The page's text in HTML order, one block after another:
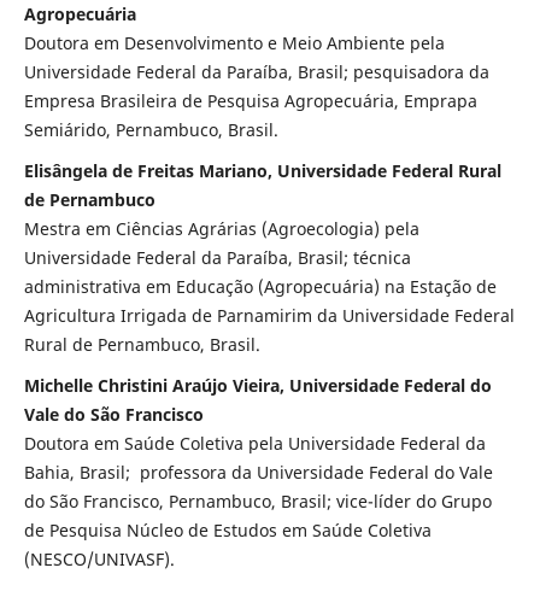
Agropecuária
Doutora em Desenvolvimento e Meio Ambiente pela
Universidade Federal da Paraíba, Brasil; pesquisadora da
Empresa Brasileira de Pesquisa Agropecuária, Emprapa
Semiárido, Pernambuco, Brasil.
Elisângela de Freitas Mariano, Universidade Federal Rural
de Pernambuco
Mestra em Ciências Agrárias (Agroecologia) pela
Universidade Federal da Paraíba, Brasil; técnica
administrativa em Educação (Agropecuária) na Estação de
Agricultura Irrigada de Parnamirim da Universidade Federal
Rural de Pernambuco, Brasil.
Michelle Christini Araújo Vieira, Universidade Federal do
Vale do São Francisco
Doutora em Saúde Coletiva pela Universidade Federal da
Bahia, Brasil; professora da Universidade Federal do Vale
do São Francisco, Pernambuco, Brasil; vice-líder do Grupo
de Pesquisa Núcleo de Estudos em Saúde Coletiva
(NESCO/UNIVASF).